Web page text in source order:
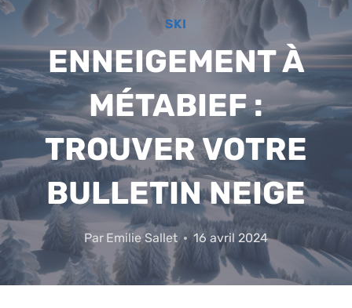
SKI
ENNEIGEMENT À
MÉTABIEF :
TROUVER VOTRE
BULLETIN NEIGE
Par Emilie Sallet 16 avril 2024